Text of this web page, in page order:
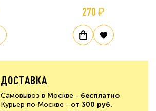
270 ₽
ДОСТАВКА
Самовывоз в Москве - бесплатно
Курьер по Москве - от 300 руб.